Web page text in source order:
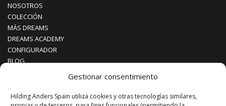
Gestionar consentimiento
Hilding Anders Spain utiliza cookies y otras tecnologías similares,
NOSOTROS
COLECCIÓN
MÁS DREAMS
DREAMS ACADEMY
CONFIGURADOR
BLOG